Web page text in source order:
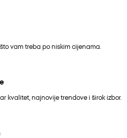
vam treba po niskim cijenama.
kvalitet, najnovije trendove i širok izbor.